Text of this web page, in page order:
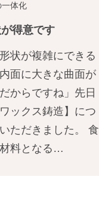
体化
得意です
状が複雑にできる
面に大きな曲面が
からですね」先日
ックス鋳造】につ
ただきました。 食
料となる…